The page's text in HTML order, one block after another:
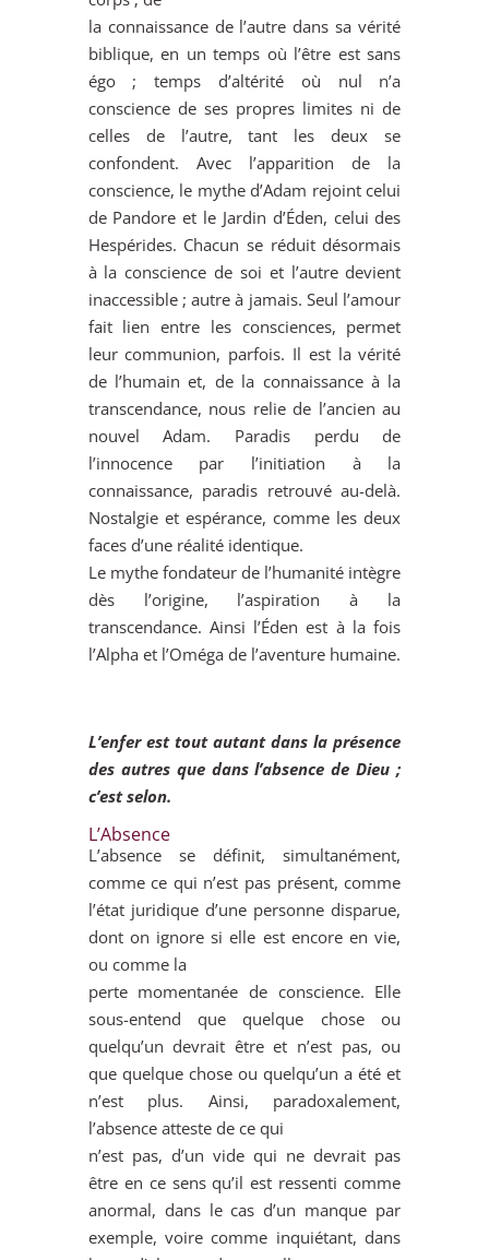
la connaissance de l’autre dans sa vérité
biblique, en un temps où l’être est sans
égo ; temps d’altérité où nul n’a
conscience de ses propres limites ni de
celles de l’autre, tant les deux se
confondent. Avec l’apparition de la
conscience, le mythe d’Adam rejoint celui
de Pandore et le Jardin d’Éden, celui des
Hespérides. Chacun se réduit désormais
à la conscience de soi et l’autre devient
inaccessible ; autre à jamais. Seul l’amour
fait lien entre les consciences, permet
leur communion, parfois. Il est la vérité
de l’humain et, de la connaissance à la
transcendance, nous relie de l’ancien au
nouvel Adam. Paradis perdu de
l’innocence par l’initiation à la
connaissance, paradis retrouvé au-delà.
Nostalgie et espérance, comme les deux
faces d’une réalité identique.
Le mythe fondateur de l’humanité intègre
dès l’origine, l’aspiration à la
transcendance. Ainsi l’Éden est à la fois
l’Alpha et l’Oméga de l’aventure humaine.
L’enfer est tout autant dans la présence
des autres que dans l’absence de Dieu ;
c’est selon.
L’Absence
L’absence se définit, simultanément,
comme ce qui n’est pas présent, comme
l’état juridique d’une personne disparue,
dont on ignore si elle est encore en vie,
ou comme la
perte momentanée de conscience. Elle
sous-entend que quelque chose ou
quelqu’un devrait être et n’est pas, ou
que quelque chose ou quelqu’un a été et
n’est plus. Ainsi, paradoxalement,
l’absence atteste de ce qui
n’est pas, d’un vide qui ne devrait pas
être en ce sens qu’il est ressenti comme
anormal, dans le cas d’un manque par
exemple, voire comme inquiétant, dans